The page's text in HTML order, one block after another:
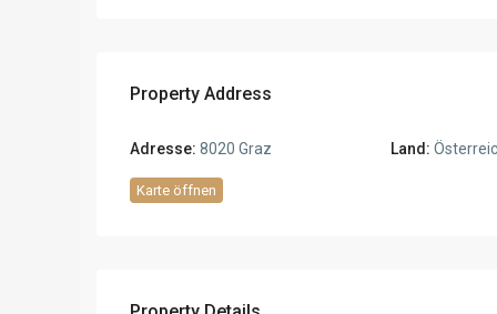
Property Address
Adresse: 8020 Graz Land:
Karte öffnen